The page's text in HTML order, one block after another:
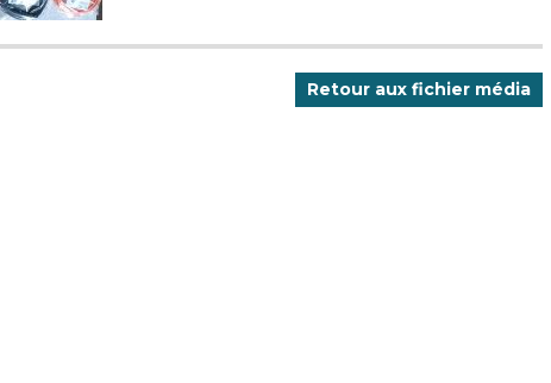
Retour aux fichier média